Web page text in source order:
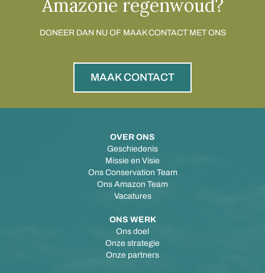
Amazone regenwoud?
DONEER DAN NU OF MAAK CONTACT MET ONS
MAAK CONTACT
OVER ONS
Geschiedenis
Missie en Visie
Ons Conservation Team
Ons Amazon Team
Vacatures
ONS WERK
Ons doel
Onze strategie
Onze partners